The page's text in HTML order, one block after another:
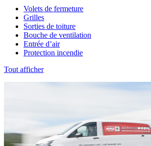
Volets de fermeture
Grilles
Sorties de toiture
Bouche de ventilation
Entrée d’air
Protection incendie
Tout afficher